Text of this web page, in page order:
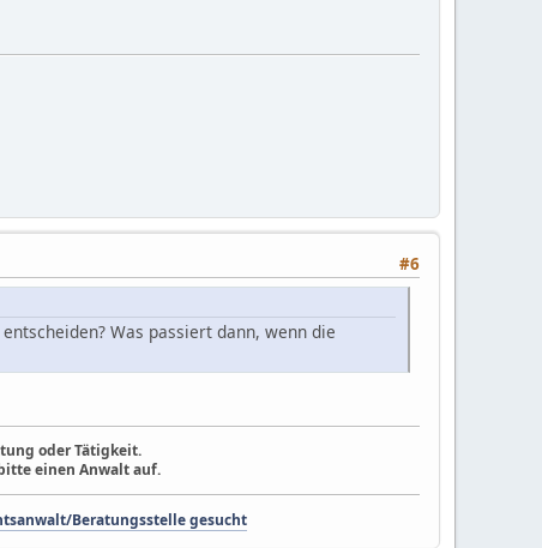
#6
Was passiert dann, wenn die
oder Tätigkeit.
einen Anwalt auf.
Beratungsstelle gesucht